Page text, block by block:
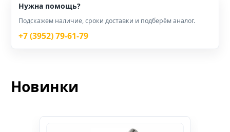
Нужна помощь?
Подскажем наличие, сроки доставки и подберём аналог.
+7 (3952) 79-61-79
Новинки